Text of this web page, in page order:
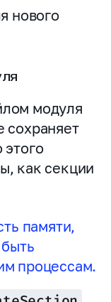
нового
модуля
сохраняет
как секции
памяти,
процессам.